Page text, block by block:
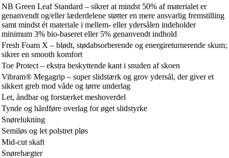
NB Green Leaf Standard – sikrer at mindst 50% af materialet er
genanvendt og/eller læderdelene støtter en mere ansvarlig fremstilling
samt mindst ét materiale i mellem- eller ydersålen indeholder
minimum 3% bio-baseret eller 5% genanvendt indhold
Fresh Foam X – blødt, stødabsorberende og energireturnerende skum;
sikrer en smooth komfort
Toe Protect – ekstra beskyttende kant i snuden af skoen
Vibram® Megagrip – super slidstærk og grov ydersål, der giver et
sikkert greb mod våde og tørre underlag
Let, åndbar og forstærket meshoverdel
Tynde og hårdføre overlag for øget slidstyrke
Snørelukning
Semiløs og let polstret pløs
Mid-cut skaft
Snørehægter